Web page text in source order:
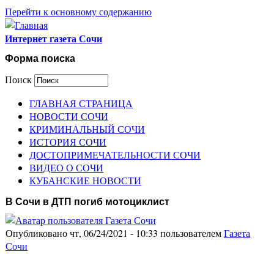
Перейти к основному содержанию
Интернет газета Сочи
Форма поиска
Поиск
ГЛАВНАЯ СТРАНИЦА
НОВОСТИ СОЧИ
КРИМИНАЛЬНЫЙ СОЧИ
ИСТОРИЯ СОЧИ
ДОСТОПРИМЕЧАТЕЛЬНОСТИ СОЧИ
ВИДЕО О СОЧИ
КУБАНСКИЕ НОВОСТИ
В Сочи в ДТП погиб мотоциклист
Опубликовано чт, 06/24/2021 - 10:33 пользователемГазета
Сочи